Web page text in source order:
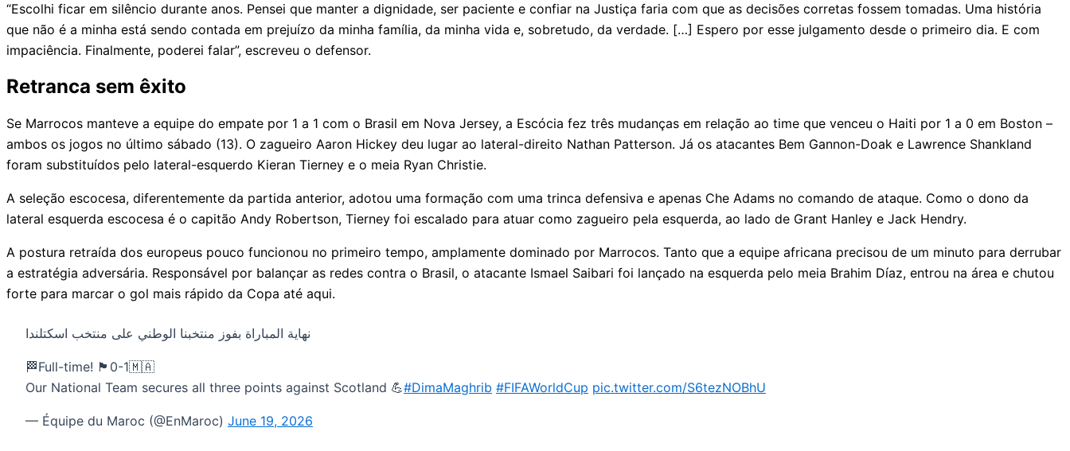
“Escolhi ficar em silêncio durante anos. Pensei que manter a dignidade, ser paciente e confiar na Justiça faria com que as decisões corretas fossem tomadas. Uma história
que não é a minha está sendo contada em prejuízo da minha família, da minha vida e, sobretudo, da verdade. […] Espero por esse julgamento desde o primeiro dia. E com
impaciência. Finalmente, poderei falar”, escreveu o defensor.
Retranca sem êxito
Se Marrocos manteve a equipe do empate por 1 a 1 com o Brasil em Nova Jersey, a Escócia fez três mudanças em relação ao time que venceu o Haiti por 1 a 0 em Boston –
ambos os jogos no último sábado (13). O zagueiro Aaron Hickey deu lugar ao lateral-direito Nathan Patterson. Já os atacantes Bem Gannon-Doak e Lawrence Shankland
foram substituídos pelo lateral-esquerdo Kieran Tierney e o meia Ryan Christie.
A seleção escocesa, diferentemente da partida anterior, adotou uma formação com uma trinca defensiva e apenas Che Adams no comando de ataque. Como o dono da
lateral esquerda escocesa é o capitão Andy Robertson, Tierney foi escalado para atuar como zagueiro pela esquerda, ao lado de Grant Hanley e Jack Hendry.
A postura retraída dos europeus pouco funcionou no primeiro tempo, amplamente dominado por Marrocos. Tanto que a equipe africana precisou de um minuto para derrubar
a estratégia adversária. Responsável por balançar as redes contra o Brasil, o atacante Ismael Saibari foi lançado na esquerda pelo meia Brahim Díaz, entrou na área e chutou
forte para marcar o gol mais rápido da Copa até aqui.
نهاية المباراة بفوز منتخبنا الوطني على منتخب اسكتلندا
🏁Full-time! 🏴󠁧󠁢󠁳󠁣󠁴󠁿0-1🇲🇦
Our National Team secures all three points against Scotland 💪#DimaMaghrib #FIFAWorldCup pic.twitter.com/S6tezNOBhU
— Équipe du Maroc (@EnMaroc) June 19, 2026